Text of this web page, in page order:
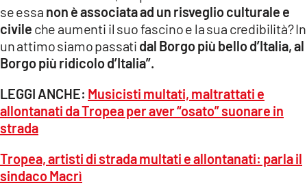
se essa non è associata ad un risveglio culturale e
civile che aumenti il suo fascino e la sua credibilità? In
un attimo siamo passati dal Borgo più bello d’Italia, al
Borgo più ridicolo d’Italia”.
LEGGI ANCHE: Musicisti multati, maltrattati e
allontanati da Tropea per aver “osato” suonare in
strada
Tropea, artisti di strada multati e allontanati: parla il
sindaco Macrì